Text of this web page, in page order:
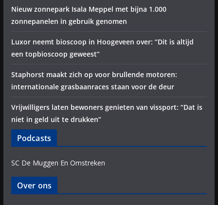
Nieuw zonnepark Isala Meppel met bijna 1.000
zonnepanelen in gebruik genomen
Luxor neemt bioscoop in Hoogeveen over: “Dit is altijd
een topbioscoop geweest”
Staphorst maakt zich op voor brullende motoren:
internationale grasbaanraces staan voor de deur
Vrijwilligers laten bewoners genieten van vissport: “Dat is
niet in geld uit te drukken”
Podcasts
SC De Muggen En Omstreken
Over ons